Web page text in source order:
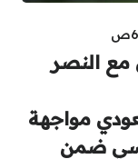
النصر
مواجهة
ضمن